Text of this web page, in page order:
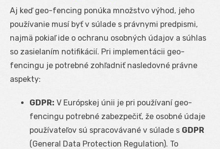
Aj keď geo-fencing ponúka množstvo výhod, jeho
používanie musí byť v súlade s právnymi predpismi,
najmä pokiaľ ide o ochranu osobných údajov a súhlas
so zasielaním notifikácií. Pri implementácii geo-
fencingu je potrebné zohľadniť nasledovné právne
aspekty:
GDPR: V Európskej únii je pri používaní geo-
fencingu potrebné zabezpečiť, že osobné údaje
používateľov sú spracovávané v súlade s GDPR
(General Data Protection Regulation). To